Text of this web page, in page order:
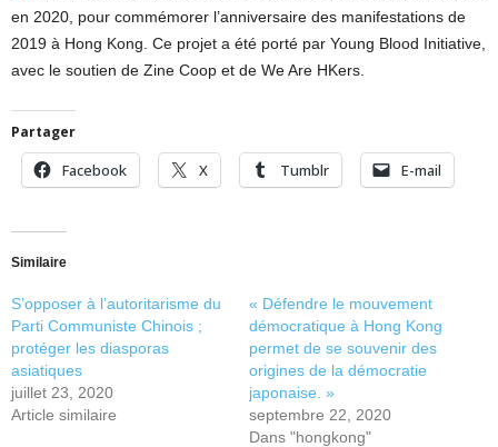
en 2020, pour commémorer l’anniversaire des manifestations de
2019 à Hong Kong. Ce projet a été porté par Young Blood Initiative,
avec le soutien de Zine Coop et de We Are HKers.
Partager
Facebook X Tumblr E-mail
Similaire
S’opposer à l’autoritarisme du
Parti Communiste Chinois ;
protéger les diasporas
asiatiques
juillet 23, 2020
Article similaire
« Défendre le mouvement
démocratique à Hong Kong
permet de se souvenir des
origines de la démocratie
japonaise. »
septembre 22, 2020
Dans "hongkong"